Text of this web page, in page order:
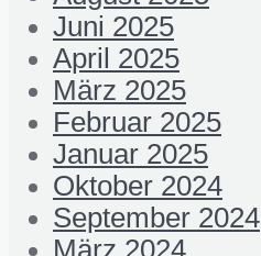
Juni 2025
April 2025
März 2025
Februar 2025
Januar 2025
Oktober 2024
September 2024
März 2024